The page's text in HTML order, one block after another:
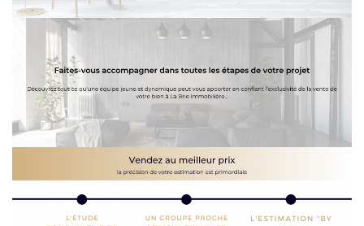
Notre Guide Du Vendeur
Apporteurs D'affaire
LOUER
Nos Biens À La Location
Le Processus De Location